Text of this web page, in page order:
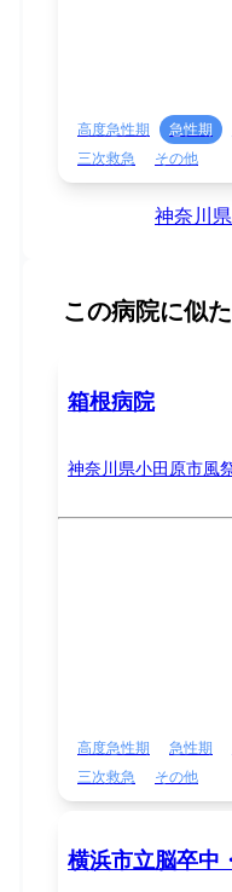
高度急性期 急性期
三次救急
その他
神奈川
この病院に似た
箱根病院
神奈川県小田原市風
高度急性期 急性期
三次救急
その他
横浜市立脳卒中